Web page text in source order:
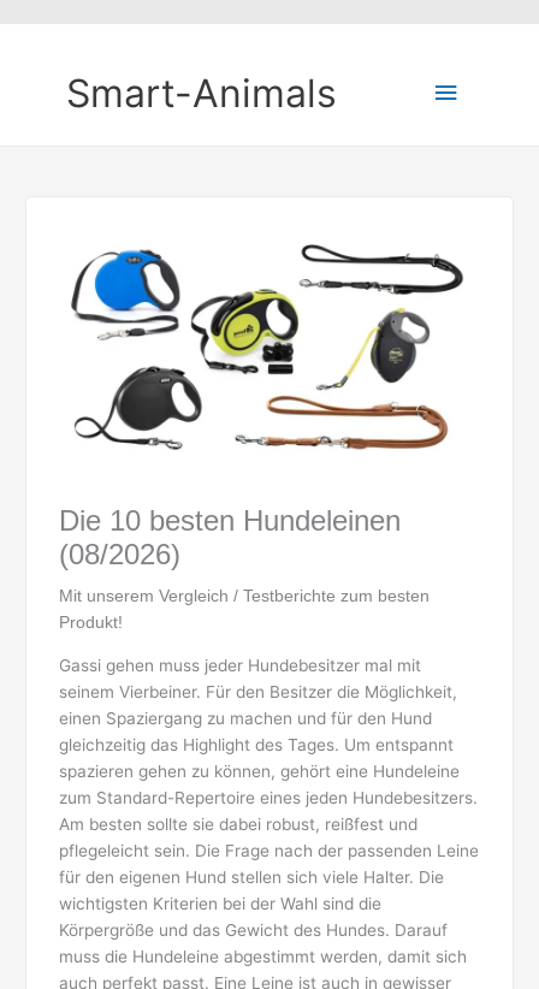
Smart-Animals
Die 10 besten Hundeleinen
(08/2026)
Mit unserem Vergleich / Testberichte zum besten
Produkt!
Gassi gehen muss jeder Hundebesitzer mal mit
seinem Vierbeiner. Für den Besitzer die Möglichkeit,
einen Spaziergang zu machen und für den Hund
gleichzeitig das Highlight des Tages. Um entspannt
spazieren gehen zu können, gehört eine Hundeleine
zum Standard-Repertoire eines jeden Hundebesitzers.
Am besten sollte sie dabei robust, reißfest und
pflegeleicht sein. Die Frage nach der passenden Leine
für den eigenen Hund stellen sich viele Halter. Die
wichtigsten Kriterien bei der Wahl sind die
Körpergröße und das Gewicht des Hundes. Darauf
muss die Hundeleine abgestimmt werden, damit sich
auch perfekt passt. Eine Leine ist auch in gewisser